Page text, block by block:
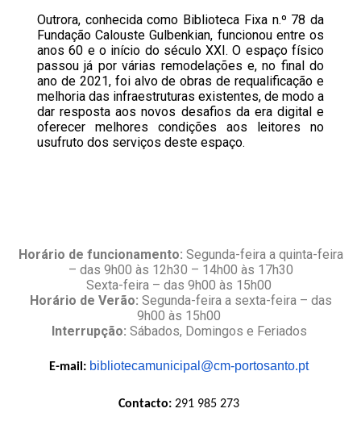
Outrora, conhecida como Biblioteca Fixa n.º 78 da
Fundação Calouste Gulbenkian, funcionou entre os
anos 60 e o início do século XXI. O espaço físico
passou já por várias remodelações e, no final do
ano de 2021, foi alvo de obras de requalificação e
melhoria das infraestruturas existentes, de modo a
dar resposta aos novos desafios da era digital e
oferecer melhores condições aos leitores no
usufruto dos serviços deste espaço.
Horário de funcionamento: Segunda-feira a quinta-feira
– das 9h00 às 12h30 – 14h00 às 17h30
Sexta-feira – das 9h00 às 15h00
Horário de Verão: Segunda-feira a sexta-feira – das
9h00 às 15h00
Interrupção: Sábados, Domingos e Feriados
E-mail: bibliotecamunicipal@cm-portosanto.pt
Contacto: 291 985 273